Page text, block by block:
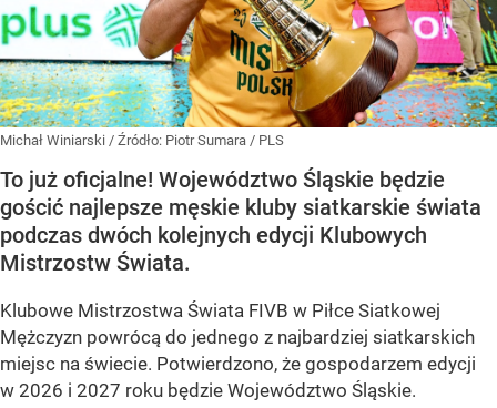
Michał Winiarski / Źródło: Piotr Sumara / PLS
To już oficjalne! Województwo Śląskie będzie
gościć najlepsze męskie kluby siatkarskie świata
podczas dwóch kolejnych edycji Klubowych
Mistrzostw Świata.
Klubowe Mistrzostwa Świata FIVB w Piłce Siatkowej
Mężczyzn powrócą do jednego z najbardziej siatkarskich
miejsc na świecie. Potwierdzono, że gospodarzem edycji
w 2026 i 2027 roku będzie Województwo Śląskie.